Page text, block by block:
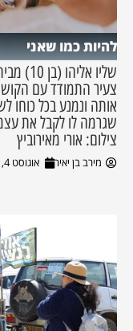
להיות כמו שאני
שליו
צעיר התמודד עם
אותה ונמנע בכל כוחו
שגרמה לו לקבל את
צילום: אורי מאירוביץ
מירב בן יאיר אוגוסט 4, 2026